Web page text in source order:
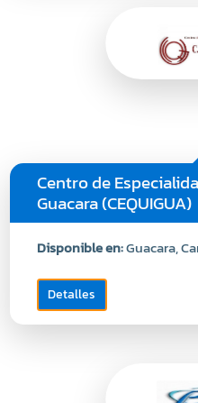
Centro de
Guacara (CEQUIGUA)
Disponible en:Guacara,
Detalles